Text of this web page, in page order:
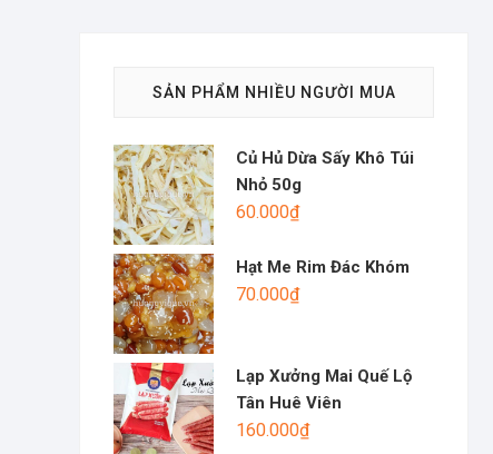
SẢN PHẨM NHIỀU NGƯỜI MUA
Củ Hủ Dừa Sấy Khô Túi
Nhỏ 50g
60.000₫
Hạt Me Rim Đác Khóm
70.000₫
Lạp Xưởng Mai Quế Lộ
Tân Huê Viên
160.000₫